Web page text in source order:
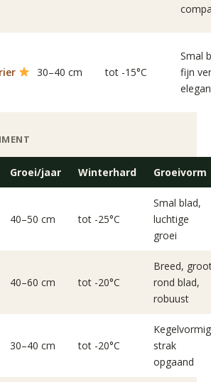
30–40 cm tot -15°C
Smal
fijn
Groei/jaar Winterhard Groeivorm
40–50 cm tot -25°C
Smal blad,
luchtige
groei
40–60 cm tot -20°C
Breed,
rond blad,
robuust
30–40 cm tot -20°C
strak
opgaand